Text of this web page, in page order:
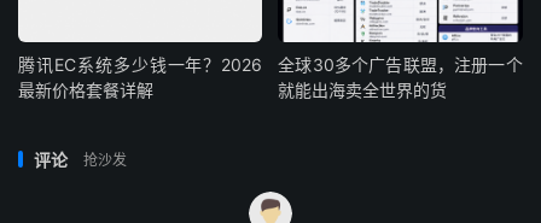
腾讯EC系统多少钱一年？2026
最新价格套餐详解
全球30多个广告联盟，注册一个
就能出海卖全世界的货
评论 抢沙发